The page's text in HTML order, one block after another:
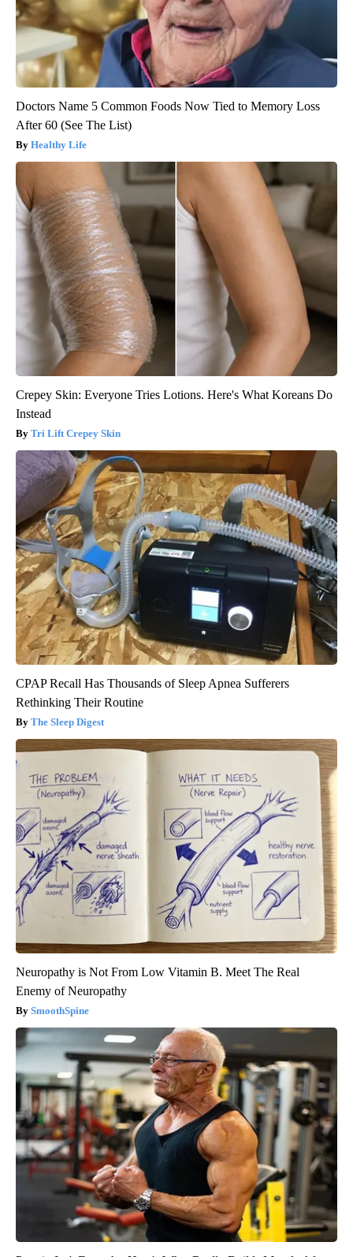
Doctors Name 5 Common Foods Now Tied to Memory Loss
After 60 (See The List)
Healthy Life
Crepey Skin: Everyone Tries Lotions. Here's What Koreans Do
Instead
Tri Lift Crepey Skin
CPAP Recall Has Thousands of Sleep Apnea Sufferers
Rethinking Their Routine
The Sleep Digest
Neuropathy is Not From Low Vitamin B. Meet The Real
Enemy of Neuropathy
SmoothSpine